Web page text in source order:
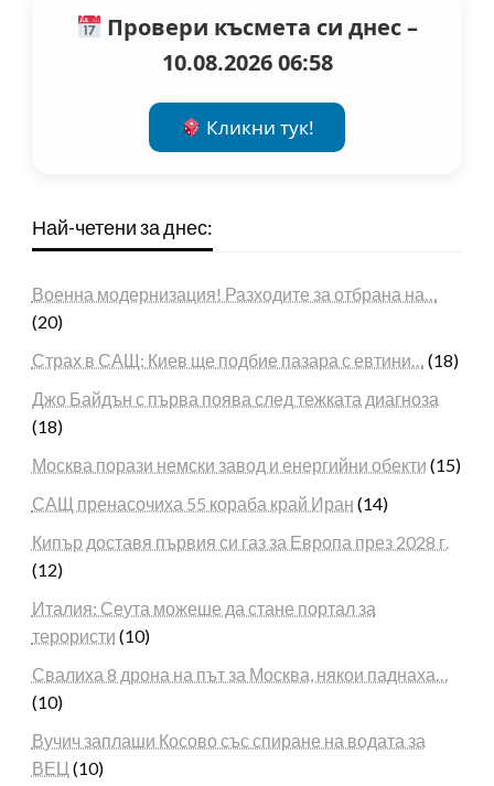
Провери късмета си днес –
10.08.2026 06:58
Кликни тук!
Най-четени за днес:
Военна модернизация! Разходите за отбрана на…
(20)
Страх в САЩ: Киев ще подбие пазара с евтини… (18)
Джо Байдън с първа поява след тежката диагноза
(18)
Москва порази немски завод и енергийни обекти (15)
САЩ пренасочиха 55 кораба край Иран (14)
Кипър доставя първия си газ за Европа през 2028 г.
(12)
Италия: Сеута можеше да стане портал за
терористи (10)
Свалиха 8 дрона на път за Москва, някои паднаха…
(10)
Вучич заплаши Косово със спиране на водата за
ВЕЦ (10)